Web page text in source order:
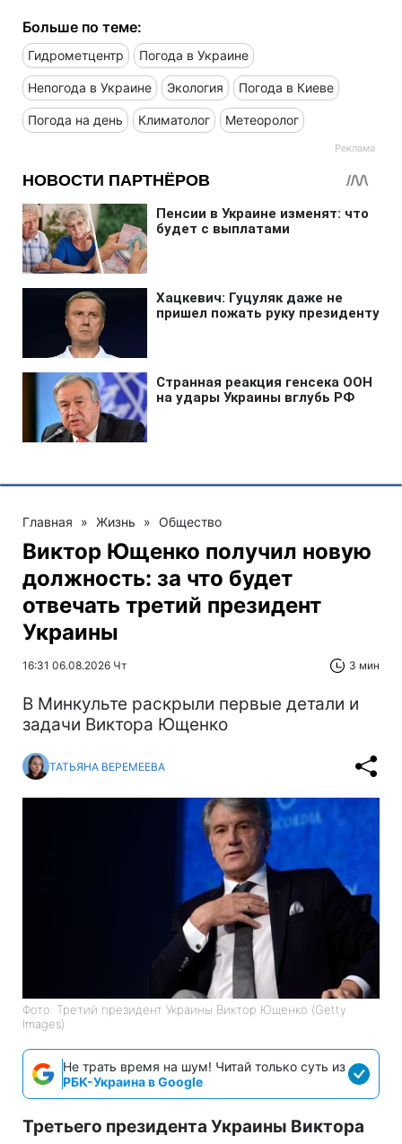
Больше по теме:
Гидрометцентр Погода в Украине
Непогода в Украине Экология Погода в Киеве
Погода на день Климатолог Метеоролог
Главная » Жизнь » Общество
Виктор Ющенко получил новую
должность: за что будет
отвечать третий президент
Украины
16:31 06.08.2026 Чт 3 мин
В Минкульте раскрыли первые детали и
задачи Виктора Ющенко
ТАТЬЯНА ВЕРЕМЕЕВА
Фото: Третий президент Украины Виктор Ющенко (Getty
Images)
Не трать время на шум! Читай только суть из
РБК-Украина в Google
Третьего президента Украины Виктора